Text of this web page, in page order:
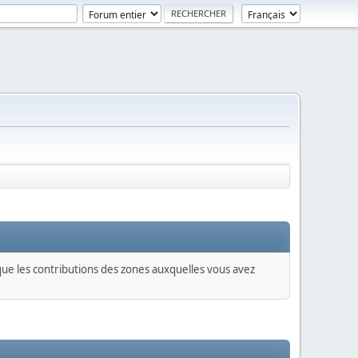
les contributions des zones auxquelles vous avez